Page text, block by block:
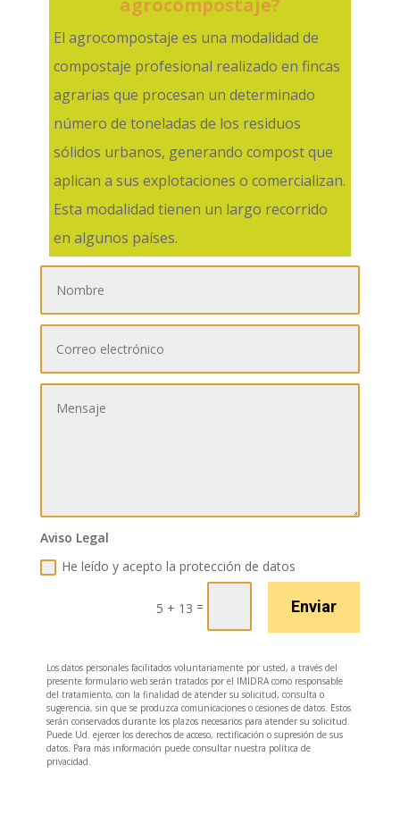
agrocompostaje?
El agrocompostaje es una modalidad de
compostaje profesional realizado en fincas
agrarias que procesan un determinado
número de toneladas de los residuos
sólidos urbanos, generando compost que
aplican a sus explotaciones o comercializan.
Esta modalidad tienen un largo recorrido
en algunos países.
Aviso Legal
He leído y acepto la protección de datos
5 + 13 = Enviar
Los datos personales facilitados voluntariamente por usted, a través del
presente formulario web serán tratados por el IMIDRA como responsable
del tratamiento, con la finalidad de atender su solicitud, consulta o
sugerencia, sin que se produzca comunicaciones o cesiones de datos. Estos
serán conservados durante los plazos necesarios para atender su solicitud.
Puede Ud. ejercer los derechos de acceso, rectificación o supresión de sus
datos. Para más información puede consultar nuestra política de
privacidad.